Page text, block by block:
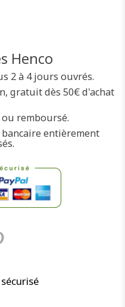
Henco
2 à 4 jours ouvrés.
gratuit dès 50€ d'achat
remboursé.
entièrement